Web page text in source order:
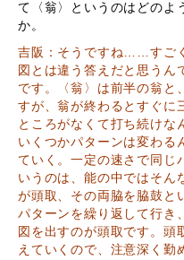
て〈翁〉というのはどのよ
か。
吉阪：そうですね……すご
図とは違う答えだと思うん
です。〈翁〉は前半の翁と
すが、翁が終わるとすぐに
ところがなくて打ち続けな
いくつかパターンは変わる
ていく。一定の速さで同じ
いうのは、能の中ではそん
が頭取、その両脇を脇鼓と
パターンを繰り返して行き
図を出すのが頭取です。頭
えていくので、注意深く勤